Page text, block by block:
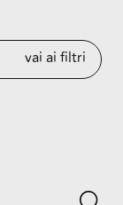
vai ai filtri